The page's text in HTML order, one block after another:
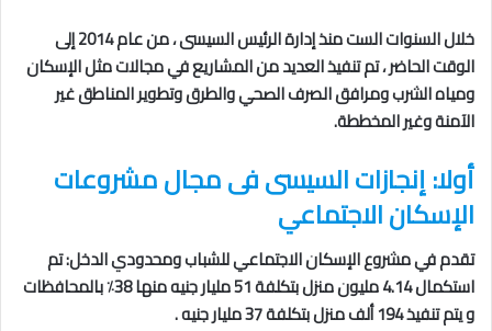
خلال السنوات الست منذ إدارة الرئيس السيسى ، من عام 2014 إلى
الوقت الحاضر ، تم تنفيذ العديد من المشاريع في مجالات مثل الإسكان
ومياه الشرب ومرافق الصرف الصحي والطرق وتطوير المناطق غير
الآمنة وغير المخططة.
أولا: إنجازات السيسى فى مجال مشروعات
الإسكان الاجتماعي
تقدم في مشروع الإسكان الاجتماعي للشباب ومحدودي الدخل: تم
استكمال 4.14 مليون منزل بتكلفة 51 مليار جنيه منها 38٪ بالمحافظات
و يتم تنفيذ 194 ألف منزل بتكلفة 37 مليار جنيه .